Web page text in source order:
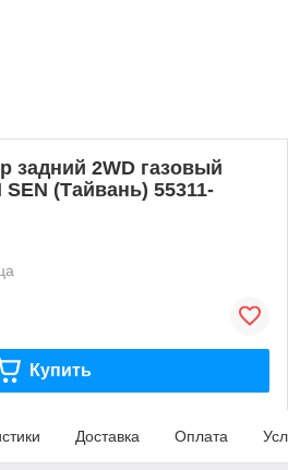
задний 2WD газовый
SEN (Тайвань) 55311-
Купить
Доставка Оплата